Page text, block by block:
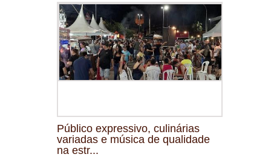
Público expressivo, culinárias
variadas e música de qualidade
na estr...